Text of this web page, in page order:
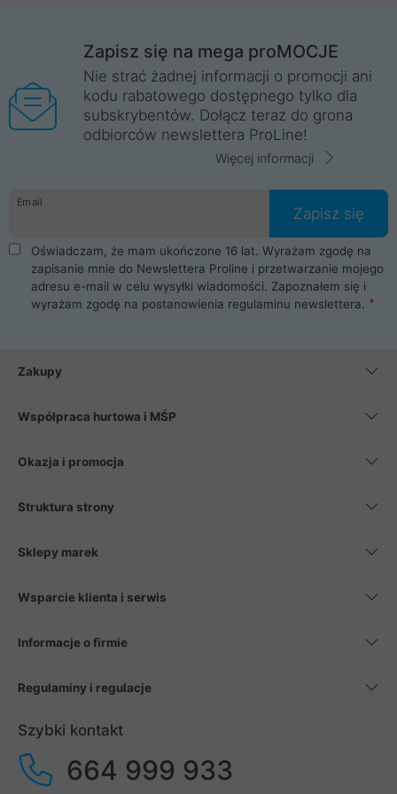
Zapisz się na mega proMOCJE
Nie strać żadnej informacji o promocji ani
kodu rabatowego dostępnego tylko dla
subskrybentów. Dołącz teraz do grona
odbiorców newslettera ProLine!
Więcej informacji
Email
Zapisz się
Oświadczam, że mam ukończone 16 lat. Wyrażam zgodę na
zapisanie mnie do Newslettera Proline i przetwarzanie mojego
adresu e-mail w celu wysyłki wiadomości. Zapoznałem się i
wyrażam zgodę na postanowienia regulaminu newslettera.
Zakupy
Współpraca hurtowa i MŚP
Okazja i promocja
Struktura strony
Sklepy marek
Wsparcie klienta i serwis
Informacje o firmie
Regulaminy i regulacje
Szybki kontakt
664 999 933